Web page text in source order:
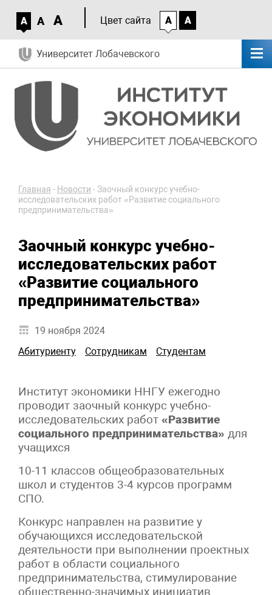
A A A Цвет сайта A A
Университет Лобачевского
Главная - Новости -Заочный конкурс учебно-
исследовательских работ «Развитие социального
предпринимательства»
Заочный конкурс учебно-
исследовательских работ
«Развитие социального
предпринимательства»
19 ноября 2024
Абитуриенту
Сотрудникам Студентам
Институт экономики ННГУ ежегодно
проводит заочный конкурс учебно-
исследовательских работ «Развитие
социального предпринимательства» для
учащихся
10-11 классов общеобразовательных
школ и студентов 3-4 курсов программ
СПО.
Конкурс направлен на развитие у
обучающихся исследовательской
деятельности при выполнении проектных
работ в области социального
предпринимательства, стимулирование
общественно-значимых инициатив